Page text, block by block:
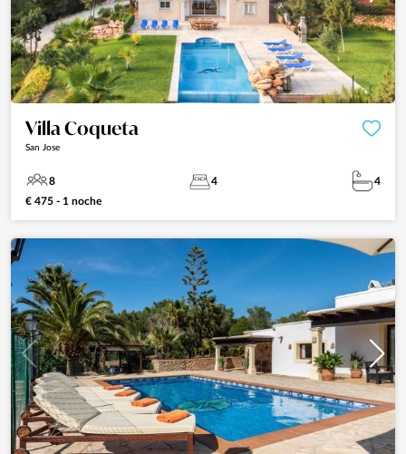
Villa Coqueta
San Jose
8 4
4
€ 475 - 1 noche